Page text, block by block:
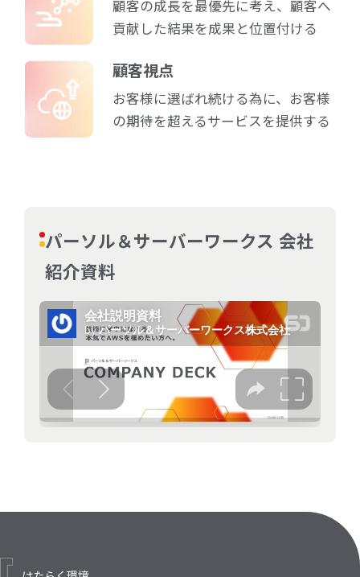
顧客の成長を最優先に考え、顧客へ
貢献した結果を成果と位置付ける
顧客視点
お客様に選ばれ続ける為に、お客様
の期待を超えるサービスを提供する
パーソル＆サーバーワークス 会社
紹介資料